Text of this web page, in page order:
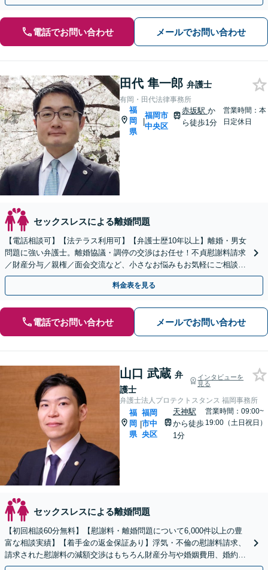
電話でお問い合わせ メールでお問い合わせ
田代 隼一郎 弁護士
有岡・田代法律事務所
福
岡
県
|
福岡市
中央区
赤坂駅 か
ら徒歩1分
営業時間：本
日定休日
セックスレスによる離婚問題
【電話相談可】【法テラス利用可】【弁護士歴10年以上】離婚・男女
問題に強い弁護士。離婚協議・調停の交渉はお任せ！不貞慰謝料請求
／財産分与／親権／面会交流など、小さなお悩みもお気軽にご相談く
ださい【夜間・休日面談可】【完全個室】【赤坂駅1分】
料金表を見る
電話でお問い合わせ メールでお問い合わせ
山口 武蔵 弁
護士
インタビューを
見る
弁護士法人プロテクトスタンス 福岡事務所
福
岡
県
|
福岡
市中
央区
天神駅
から徒歩
1分
営業時間：09:00~
19:00（土日祝日）
セックスレスによる離婚問題
【初回相談60分無料】【慰謝料・離婚問題について6,000件以上の豊
富な相談実績】【着手金の返金保証あり】浮気・不倫の慰謝料請求、
請求された慰謝料の減額交渉はもちろん財産分与や婚姻費用、婚約破
棄など様々な離婚・男女問題の解決実績が豊富です。